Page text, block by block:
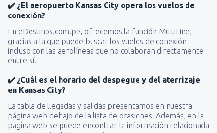
✔️ ¿El aeropuerto Kansas City opera los vuelos de
conexión?
En eDestinos.com.pe, ofrecemos la función MultiLine,
gracias a la que puede buscar los vuelos de conexión
incluso con las aerolíneas que no colaboran directamente
entre sí.
✔️ ¿Cuál es el horario del despegue y del aterrizaje
en Kansas City?
La tabla de llegadas y salidas presentamos en nuestra
página web debajo de la lista de ocasiones. Además, en la
página web se puede encontrar la información relacionada